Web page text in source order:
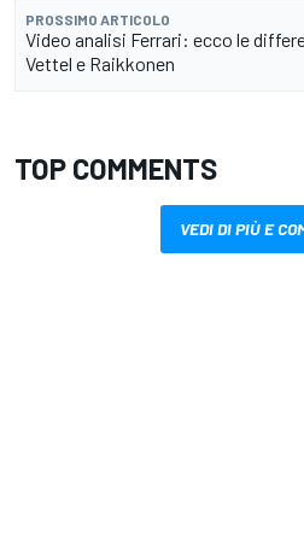
PROSSIMO ARTICOLO
Video analisi Ferrari: ecco le
Vettel e Raikkonen
TOP COMMENTS
VEDI DI PIÙ E